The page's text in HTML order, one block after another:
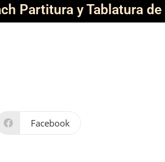
Partitura y Tablatura
Facebook